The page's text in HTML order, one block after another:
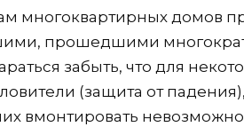
многоквартирных домов
прошедшими
забыть, что для
(защита от
вмонтировать